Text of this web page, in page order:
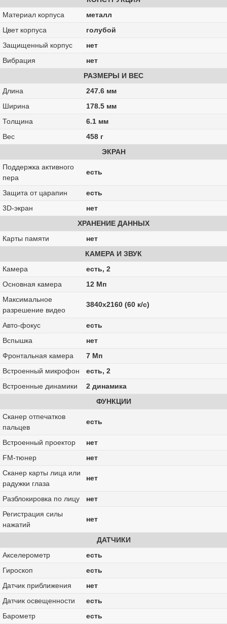
Материал корпуса
металл
Цвет корпуса
голубой
Защищенный корпус
нет
Вибрация
нет
РАЗМЕРЫ И ВЕС
Длина
247.6 мм
Ширина
178.5 мм
Толщина
6.1 мм
Вес
458 г
ЭКРАН
Поддержка активного
пера
есть
Защита от царапин
есть
3D-экран
нет
ХРАНЕНИЕ ДАННЫХ
Карты памяти
нет
КАМЕРА И ЗВУК
Камера
есть, 2
Основная камера
12 Мп
Максимальное
разрешение видео
3840x2160 (60 к/с)
Авто-фокус
есть
Вспышка
нет
Фронтальная камера
7 Мп
Встроенный микрофон
есть, 2
Встроенные динамики
2 динамика
ФУНКЦИИ
Сканер отпечатков
пальцев
есть
Встроенный проектор
нет
FM-тюнер
нет
Сканер карты лица или
радужки глаза
нет
Разблокировка по лицу
нет
Регистрация силы
нажатий
нет
ДАТЧИКИ
Акселерометр
есть
Гироскоп
есть
Датчик приближения
нет
Датчик освещенности
есть
Барометр
есть